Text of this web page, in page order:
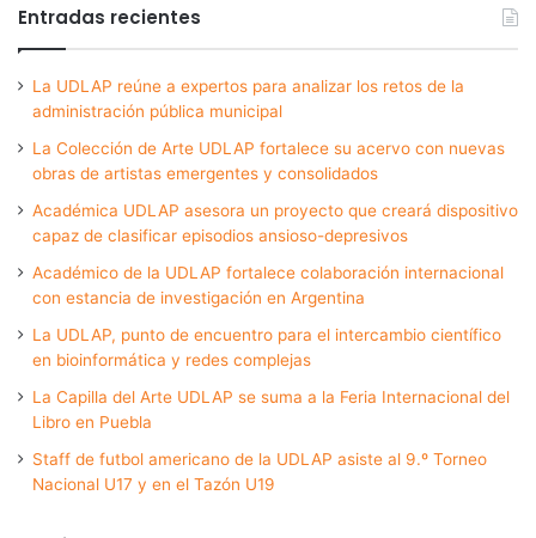
Entradas recientes
La UDLAP reúne a expertos para analizar los retos de la
administración pública municipal
La Colección de Arte UDLAP fortalece su acervo con nuevas
obras de artistas emergentes y consolidados
Académica UDLAP asesora un proyecto que creará dispositivo
capaz de clasificar episodios ansioso-depresivos
Académico de la UDLAP fortalece colaboración internacional
con estancia de investigación en Argentina
La UDLAP, punto de encuentro para el intercambio científico
en bioinformática y redes complejas
La Capilla del Arte UDLAP se suma a la Feria Internacional del
Libro en Puebla
Staff de futbol americano de la UDLAP asiste al 9.º Torneo
Nacional U17 y en el Tazón U19